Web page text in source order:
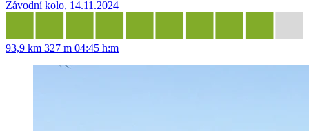
Závodní kolo, 14.11.2024
93,9 km 327 m 04:45 h:m